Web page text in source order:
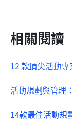
相關閱讀
12 款頂尖活動
活動規劃與管理
14款最佳活動規